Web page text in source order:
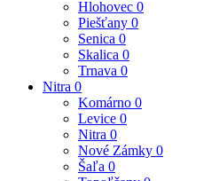
Hlohovec 0
Piešťany 0
Senica 0
Skalica 0
Trnava 0
Nitra 0
Komárno 0
Levice 0
Nitra 0
Nové Zámky 0
Šaľa 0